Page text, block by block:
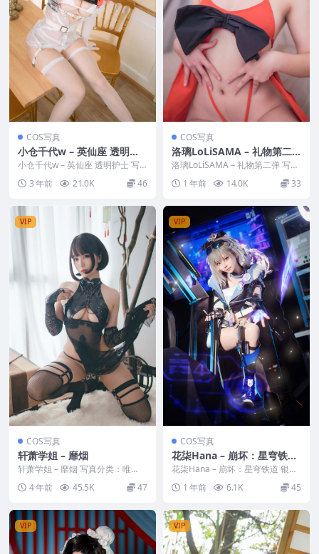
COS写真
小仓千代w – 英仙座 透明护
士
小仓千代w – 英仙座 透明护士 写
真分类：唯美，参与模特：小仓千
代w [套图大...
3 年前 21.0K 46
COS写真
洛璃LoLiSAMA – 礼物第二
弹
洛璃LoLiSAMA – 礼物第二弹 写真
分类：唯美，参与模特：洛璃LoLi
SA...1 年前 14.0K 33
VIP
COS写真
轩萧学姐 – 靡烟
轩萧学姐 – 靡烟 写真分类：唯
美，参与模特：轩萧学姐 [套图大
小]：[40P+...
4 年前 45.5K 47
VIP
COS写真
花柒Hana – 崩坏：星穹铁道
银狼
花柒Hana – 崩坏：星穹铁道 银狼
写真分类：唯美，参与模特：花柒
Hana ...
1 年前 6.1K 45
VIP VIP